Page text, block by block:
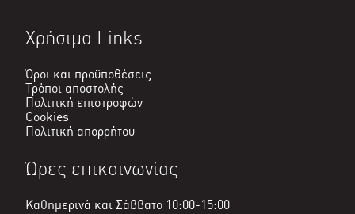
Χρήσιμα Links
Όροι και προϋποθέσεις
Τρόποι αποστολής
Πολιτική επιστροφών
Cookies
Πολιτική απορρήτου
Ώρες επικοινωνίας
Καθημερινά και Σάββατο 10:00-15:00